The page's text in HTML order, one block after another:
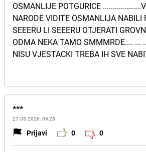
OSMANLIJE POTGURICE
NARODE VIDITE OSMANLIJA NABILI
SEEERU LI SEEERU OTJERATI
ODMA NEKA TAMO SMMMRDE.... ...
NISU VJESTACKI TREBA IH SVE
***
27.05.2026. 09:28
Prijavi 0 0